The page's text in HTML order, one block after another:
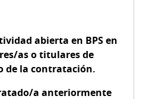
abierta en BPS en
as o titulares de
de la contratación.
a anteriormente